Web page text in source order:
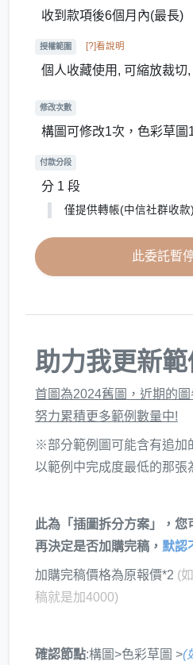
收到款項後6個月內(最長)
授權範圍 [?]看說明
個人收藏使用, 可縮放裁切
修改次數
構圖可修改1次，色彩草圖
付款分段
分 1 段
僅提供轉帳(中信社群收
此委託暫
助力我更新範
首圖為2024舊圖，近期的
努力累積更多範例數量中!
※部分範例圖可能含有追加
以範例中完成度最低的那張
此為「插圖拆分方案」，您
再決定是否加購完稿， 默認
加購完稿價格為原報價*2 (
稿就是加4000)
確認節點:構圖>色彩草圖 >(